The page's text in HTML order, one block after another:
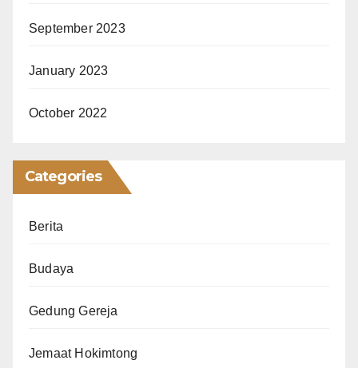
September 2023
January 2023
October 2022
Categories
Berita
Budaya
Gedung Gereja
Jemaat Hokimtong